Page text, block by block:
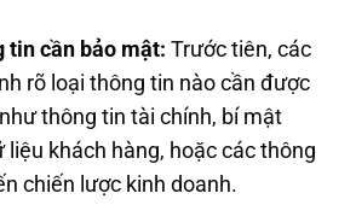
tin cần bảo mật: Trước tiên, các
rõ loại thông tin nào cần được
thông tin tài chính, bí mật
liệu khách hàng, hoặc các thông
chiến lược kinh doanh.